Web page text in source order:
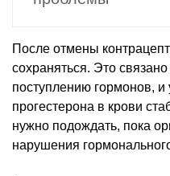
После отмены
сохраняться. Это
поступлению гормонов, и
прогестерона в крови
нужно подождать, пока
нарушения